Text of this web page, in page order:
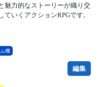
魅力的なストーリーが織り交
いくアクションRPGです。
機
編集